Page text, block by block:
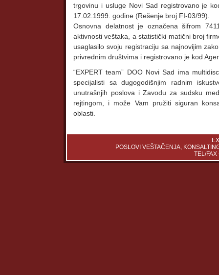
trgovinu i usluge Novi Sad registrovano je
17.02.1999. godine (Rešenje broj FI-03/99).
Osnovna delatnost je označena šifrom
aktivnosti veštaka, a statistički matični broj
usaglasilo svoju registraciju sa najnovijim
privrednim društvima i registrovano je kod
“EXPERT team” DOO Novi Sad ima
specijalisti sa dugogodišnjim radnim
unutrašnjih poslova i Zavodu za sudsku
rejtingom, i može Vam pružiti siguran
oblasti.
POSLOVI VEŠTAČENJA,
TEL/